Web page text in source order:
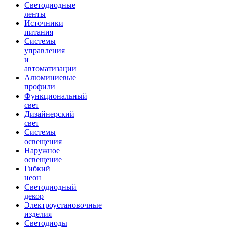
Светодиодные
ленты
Источники
питания
Системы
управления
и
автоматизации
Алюминиевые
профили
Функциональный
свет
Дизайнерский
свет
Системы
освещения
Наружное
освещение
Гибкий
неон
Светодиодный
декор
Электроустановочные
изделия
Светодиоды